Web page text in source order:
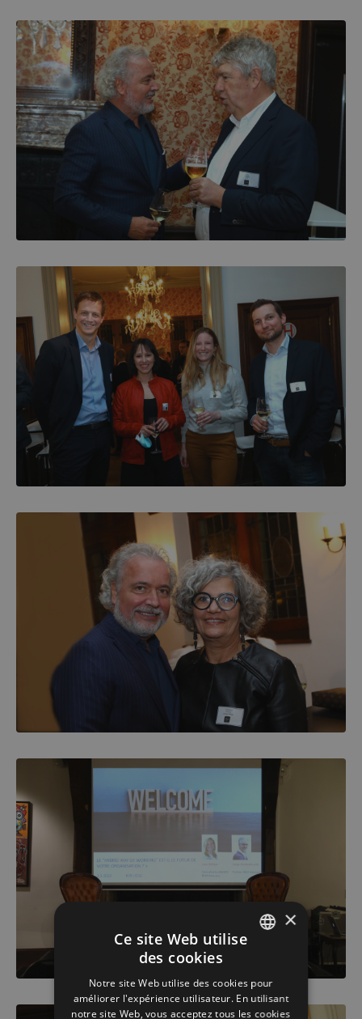
FRENCH
×
Ce site Web utilise
des cookies
Notre site Web utilise des cookies pour
améliorer l'expérience utilisateur. En utilisant
notre site Web, vous acceptez tous les cookies